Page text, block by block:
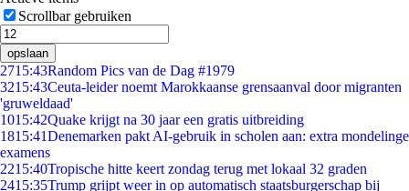
Scrollbar gebruiken
opslaan
2715:43Random Pics van de Dag #1979
3215:43Ceuta-leider noemt Marokkaanse grensaanval door migranten
'gruweldaad'
1015:42Quake krijgt na 30 jaar een gratis uitbreiding
1815:41Denemarken pakt AI-gebruik in scholen aan: extra mondelinge
examens
2215:40Tropische hitte keert zondag terug met lokaal 32 graden
2415:35Trump grijpt weer in op automatisch staatsburgerschap bij